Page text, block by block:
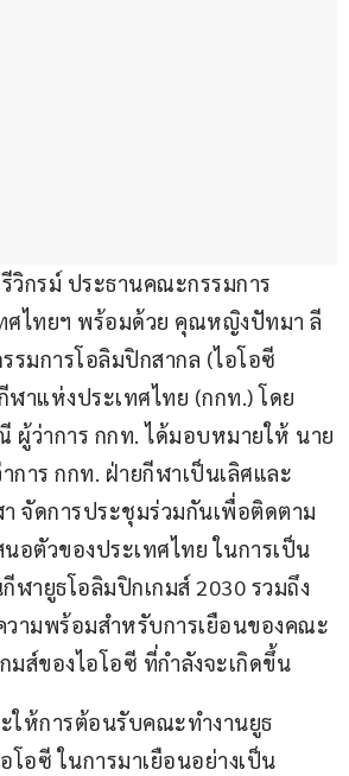
วิกรม์ ประธานคณะกรรมการ
ศไทยฯ พร้อมด้วย คุณหญิงปัทมา ลี
รมการโอลิมปิกสากล (ไอโอซี
ฬาแห่งประเทศไทย (กกท.) โดย
ผู้ว่าการ กกท. ได้มอบหมายให้ นาย
การ กกท. ฝ่ายกีฬาเป็นเลิศและ
จัดการประชุมร่วมกันเพื่อติดตาม
อตัวของประเทศไทย ในการเป็น
ฬายูธโอลิมปิกเกมส์ 2030 รวมถึง
วามพร้อมสำหรับการเยือนของคณะ
มส์ของไอโอซี ที่กำลังจะเกิดขึ้น
ให้การต้อนรับคณะทำงานยูธ
โอซี ในการมาเยือนอย่างเป็น